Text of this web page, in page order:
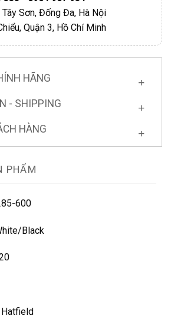
Sơn, Đống Đa, Hà Nội
Quận 3, Hồ Chí Minh
HÃNG
- SHIPPING
HÀNG
PHẨM
600
Black